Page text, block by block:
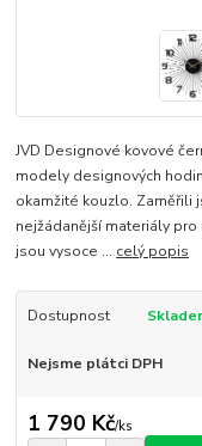
JVD Designové kovové
modely designových
okamžité kouzlo. Zaměřili
nejžádanější materiály
jsou vysoce ... celý popis
Dostupnost
Nejsme plátci DPH
1 790 Kč/ks